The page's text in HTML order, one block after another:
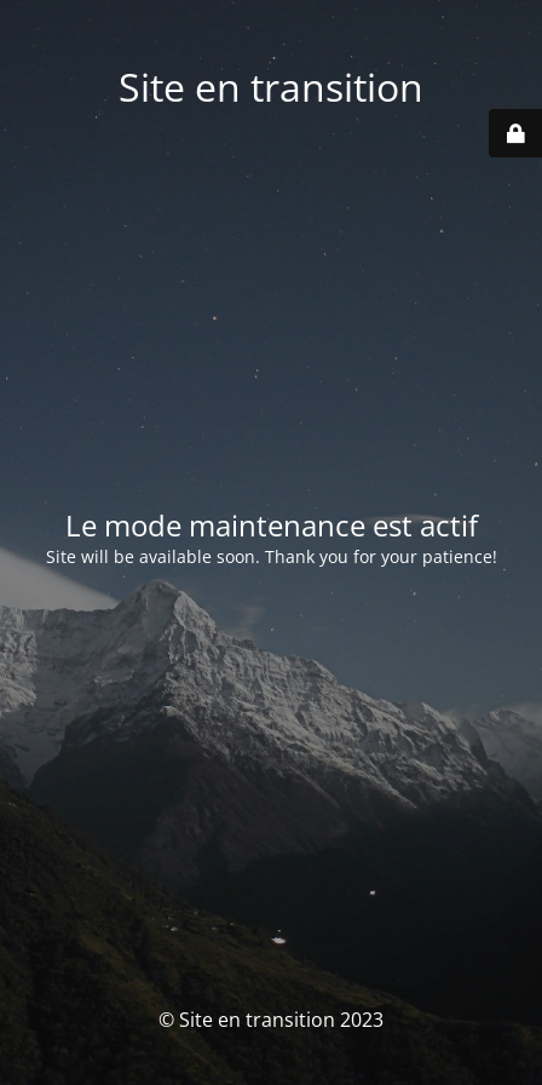
Site en transition
Le mode maintenance est actif
Site will be available soon. Thank you for your patience!
© Site en transition 2023